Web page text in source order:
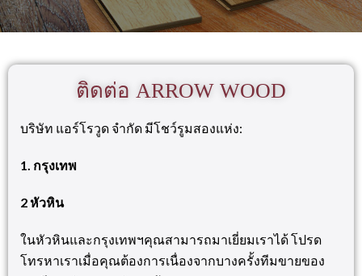
ติดต่อ ARROW WOOD
บริษัท แอร์โรวูด จำกัด มีโชว์รูมสองแห่ง:
1. กรุงเทพ
2 หัวหิน
ในหัวหินและกรุงเทพฯคุณสามารถมาเยี่ยมเราได้ โปรด
โทรหาเราเมื่อคุณต้องการเนื่องจากบางครั้งทีมขายของ